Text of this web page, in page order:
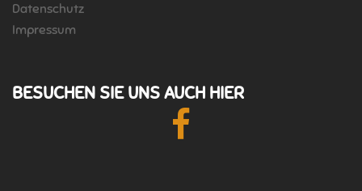
Datenschutz
Impressum
BESUCHEN SIE UNS AUCH HIER